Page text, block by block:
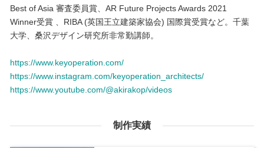
Best of Asia 審査委員賞、AR Future Projects Awards 2021
Winner受賞 、RIBA (英国王立建築家協会) 国際賞受賞など。千葉
大学、桑沢デザイン研究所非常勤講師。
https://www.keyoperation.com/
https://www.instagram.com/keyoperation_architects/
https://www.youtube.com/@akirakop/videos
制作実績